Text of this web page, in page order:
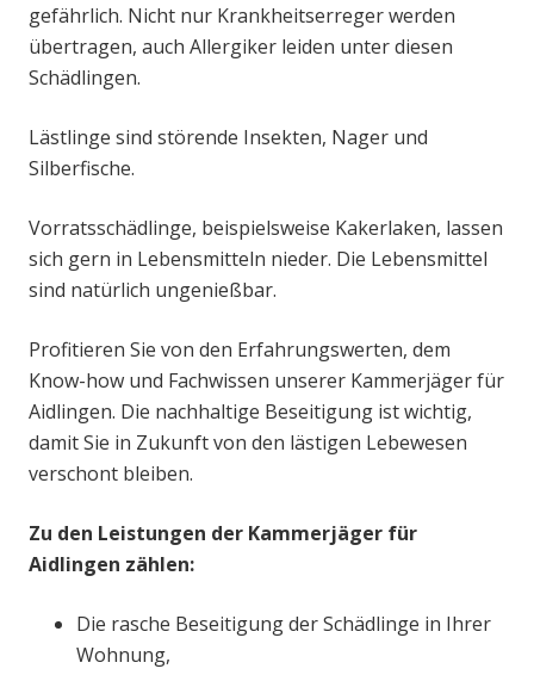
gefährlich. Nicht nur Krankheitserreger werden
übertragen, auch Allergiker leiden unter diesen
Schädlingen.
Lästlinge sind störende Insekten, Nager und
Silberfische.
Vorratsschädlinge, beispielsweise Kakerlaken, lassen
sich gern in Lebensmitteln nieder. Die Lebensmittel
sind natürlich ungenießbar.
Profitieren Sie von den Erfahrungswerten, dem
Know-how und Fachwissen unserer Kammerjäger für
Aidlingen. Die nachhaltige Beseitigung ist wichtig,
damit Sie in Zukunft von den lästigen Lebewesen
verschont bleiben.
Zu den Leistungen der Kammerjäger für
Aidlingen zählen:
Die rasche Beseitigung der Schädlinge in Ihrer
Wohnung,